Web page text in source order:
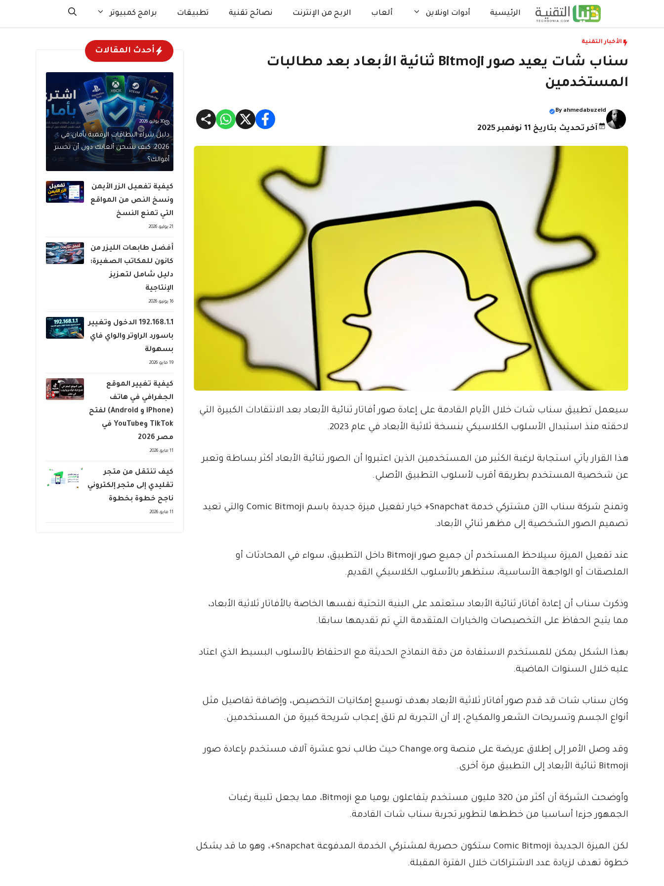
إلى
الرئيسية أدوات اونلاين ألعاب الربح من الإنترنت نصائح تقنية تطبيقات برامج كمبيوتر
الأخبار التقنية
سناب شات يعيد صور Bitmoji ثنائية الأبعاد بعد مطالبات
المستخدمين
By ahmedabuzeid
آخر تحديث بتاريخ 11 نوفمبر 2025
سيعمل تطبيق سناب شات خلال الأيام القادمة على إعادة صور أفاتار ثنائية الأبعاد بعد الانتقادات الكبيرة التي
لاحقته منذ استبدال الأسلوب الكلاسيكي بنسخة ثلاثية الأبعاد في عام 2023.
هذا القرار يأتي استجابة لرغبة الكثير من المستخدمين الذين اعتبروا أن الصور ثنائية الأبعاد أكثر بساطة وتعبر
عن شخصية المستخدم بطريقة أقرب لأسلوب التطبيق الأصلي.
وتمنح شركة سناب الآن مشتركي خدمة Snapchat+ خيار تفعيل ميزة جديدة باسم Comic Bitmoji والتي تعيد
تصميم الصور الشخصية إلى مظهر ثنائي الأبعاد.
عند تفعيل الميزة سيلاحظ المستخدم أن جميع صور Bitmoji داخل التطبيق، سواء في المحادثات أو
الملصقات أو الواجهة الأساسية، ستظهر بالأسلوب الكلاسيكي القديم.
وذكرت سناب أن إعادة أفاتار ثنائية الأبعاد ستعتمد على البنية التحتية نفسها الخاصة بالأفاتار ثلاثية الأبعاد،
مما يتيح الحفاظ على التخصيصات والخيارات المتقدمة التي تم تقديمها سابقا.
بهذا الشكل يمكن للمستخدم الاستفادة من دقة النماذج الحديثة مع الاحتفاظ بالأسلوب البسيط الذي اعتاد
عليه خلال السنوات الماضية.
وكان سناب شات قد قدم صور أفاتار ثلاثية الأبعاد بهدف توسيع إمكانيات التخصيص، وإضافة تفاصيل مثل
أنواع الجسم وتسريحات الشعر والمكياج، إلا أن التجربة لم تلق إعجاب شريحة كبيرة من المستخدمين.
وقد وصل الأمر إلى إطلاق عريضة على منصة Change.org حيث طالب نحو عشرة آلاف مستخدم بإعادة صور
Bitmoji ثنائية الأبعاد إلى التطبيق مرة أخرى.
وأوضحت الشركة أن أكثر من 320 مليون مستخدم يتفاعلون يوميا مع Bitmoji، مما يجعل تلبية رغبات
الجمهور جزءا أساسيا من خططها لتطوير تجربة سناب شات القادمة.
لكن الميزة الجديدة Comic Bitmoji ستكون حصرية لمشتركي الخدمة المدفوعة Snapchat+، وهو ما قد يشكل
خطوة تهدف لزيادة عدد الاشتراكات خلال الفترة المقبلة.
أحدث المقالات
30 يوليو، 2026
دليل شراء البطاقات الرقمية بأمان في
2026: كيف تشحن ألعابك دون أن تخسر
أموالك؟
كيفية تفعيل الزر الأيمن
ونسخ النص من المواقع
التي تمنع النسخ
21 يوليو، 2026
أفضل طابعات الليزر من
كانون للمكاتب الصغيرة:
دليل شامل لتعزيز
الإنتاجية
16 يونيو، 2026
192.168.1.1 الدخول وتغيير
باسورد الراوتر والواي فاي
بسهولة
19 مايو، 2026
كيفية تغيير الموقع
الجغرافي في هاتف
(iPhone و Android) لفتح
TikTok وYouTube في
مصر 2026
11 مايو، 2026
كيف تنتقل من متجر
تقليدي إلى متجر إلكتروني
ناجح خطوة بخطوة
11 مايو، 2026